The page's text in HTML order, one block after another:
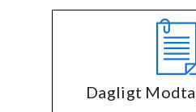
Dagligt